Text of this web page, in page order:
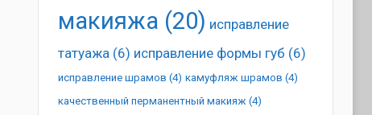
макияжа (20) исправление
татуажа(6) исправление формы губ (6)
исправление шрамов (4) камуфляж шрамов (4)
качественный перманентный макияж (4)